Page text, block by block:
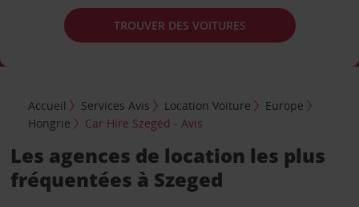
TROUVER DES VOITURES
Accueil Services Avis Location Voiture
Europe
Hongrie
Car Hire Szeged - Avis
Les agences de location les plus
fréquentées à Szeged